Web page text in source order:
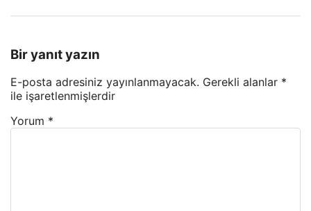
Bir yanıt yazın
E-posta adresiniz yayınlanmayacak. Gerekli alanlar *
ile işaretlenmişlerdir
Yorum *